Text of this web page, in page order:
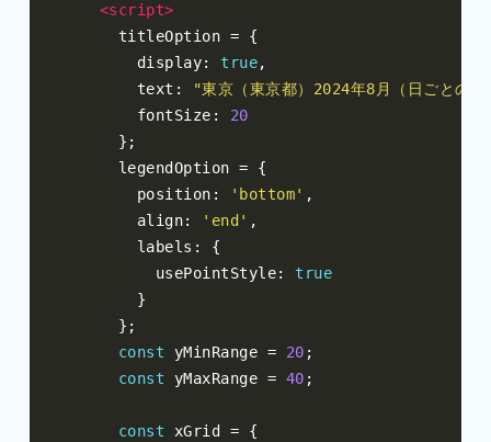
<script>
      titleOption
=
{
        display
: true,
        text
:
"東京（東京都）2024年8月（日ごとの
        fontSize
:
20
};
      legendOption
=
{
        position
: 'bottom' ,
        align
: 'end' ,
        labels
:
{
          usePointStyle
:
true
}
};
const yMinRange = 20 ;
const yMaxRange = 40 ;
const xGrid =
{